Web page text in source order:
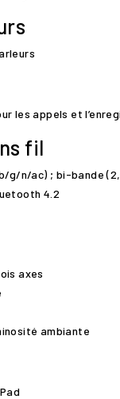
les appels et
fil
g/n/ac) ; bi-bande
4.2
axes
ambiante